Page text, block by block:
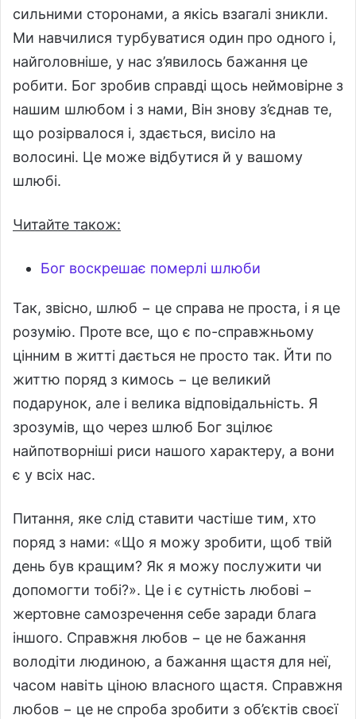
сильними сторонами, а якісь взагалі зникли.
Ми навчилися турбуватися один про одного і,
найголовніше, у нас з’явилось бажання це
робити. Бог зробив справді щось неймовірне з
нашим шлюбом і з нами, Він знову з’єднав те,
що розірвалося і, здається, висіло на
волосині. Це може відбутися й у вашому
шлюбі.
Читайте також:
Бог воскрешає померлі шлюби
Так, звісно, шлюб − це справа не проста, і я це
розумію. Проте все, що є по-справжньому
цінним в житті дається не просто так. Йти по
життю поряд з кимось − це великий
подарунок, але і велика відповідальність. Я
зрозумів, що через шлюб Бог зцілює
найпотворніші риси нашого характеру, а вони
є у всіх нас.
Питання, яке слід ставити частіше тим, хто
поряд з нами: «Що я можу зробити, щоб твій
день був кращим? Як я можу послужити чи
допомогти тобі?». Це і є сутність любові −
жертовне самозречення себе заради блага
іншого. Справжня любов − це не бажання
володіти людиною, а бажання щастя для неї,
часом навіть ціною власного щастя. Справжня
любов − це не спроба зробити з об’єктів своєї